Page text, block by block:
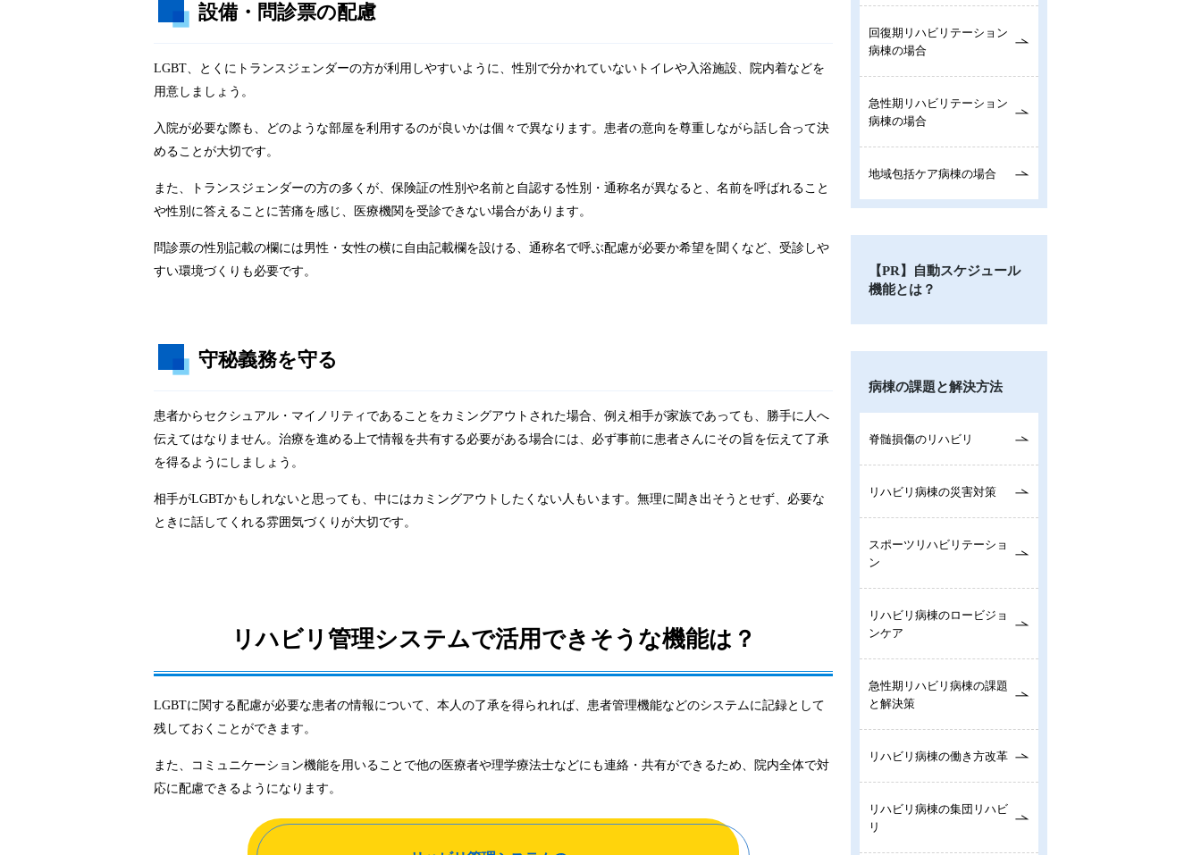
設備・問診票の配慮
LGBT、とくにトランスジェンダーの方が利用しやすいように、性別で分かれていないトイレや入浴施設、院内着などを
用意しましょう。
入院が必要な際も、どのような部屋を利用するのが良いかは個々で異なります。患者の意向を尊重しながら話し合って決
めることが大切です。
また、トランスジェンダーの方の多くが、保険証の性別や名前と自認する性別・通称名が異なると、名前を呼ばれること
や性別に答えることに苦痛を感じ、医療機関を受診できない場合があります。
問診票の性別記載の欄には男性・女性の横に自由記載欄を設ける、通称名で呼ぶ配慮が必要か希望を聞くなど、受診しや
すい環境づくりも必要です。
守秘義務を守る
患者からセクシュアル・マイノリティであることをカミングアウトされた場合、例え相手が家族であっても、勝手に人へ
伝えてはなりません。治療を進める上で情報を共有する必要がある場合には、必ず事前に患者さんにその旨を伝えて了承
を得るようにしましょう。
相手がLGBTかもしれないと思っても、中にはカミングアウトしたくない人もいます。無理に聞き出そうとせず、必要な
ときに話してくれる雰囲気づくりが大切です。
リハビリ管理システムで活用できそうな機能は？
LGBTに関する配慮が必要な患者の情報について、本人の了承を得られれば、患者管理機能などのシステムに記録として
残しておくことができます。
また、コミュニケーション機能を用いることで他の医療者や理学療法士などにも連絡・共有ができるため、院内全体で対
応に配慮できるようになります。
回復期リハビリテーション
病棟の場合
急性期リハビリテーション
病棟の場合
地域包括ケア病棟の場合
【PR】自動スケジュール
機能とは？
病棟の課題と解決方法
脊髄損傷のリハビリ
リハビリ病棟の災害対策
スポーツリハビリテーショ
ン
リハビリ病棟のロービジョ
ンケア
急性期リハビリ病棟の課題
と解決策
リハビリ病棟の働き方改革
リハビリ病棟の集団リハビ
リ